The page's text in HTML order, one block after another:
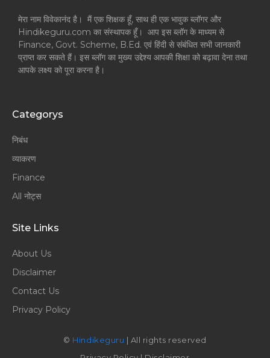
मेरा नाम विवेकानंद है। मैं एक शिक्षक हूँ, साथ ही एक भावुक ब्लॉगर और
Hindikeguru.com का संस्थापक हूँ। आप इस ब्लॉग के माध्यम से
Finance, Govt. Scheme, B.Ed. एवं हिंदी से संबंधित सभी जानकारी
प्राप्त कर सकते हैं। इस ब्लॉग का मुख्य उद्देश्य आपकी शिक्षा को बढ़ावा देना तथा
आपके लक्ष्य को पूरा करना है।
Categorys
निबंध
व्याकरण
Finance
All नोट्स
Site Links
About Us
Disclaimer
Contact Us
Privacy Policy
© Hindikeguru | All rights reserved